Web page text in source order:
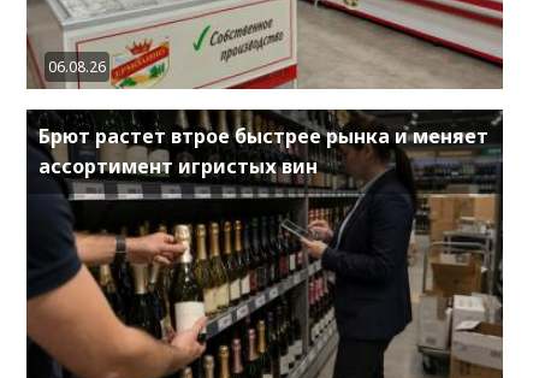
06.08.26
Брют растет втрое быстрее рынка и меняет
ассортимент игристых вин